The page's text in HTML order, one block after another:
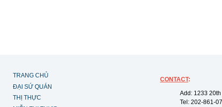
TRANG CHỦ
ĐẠI SỨ QUÁN
THỊ THỰC
CONTACT:
Add: 1233
Tel: 202-861-